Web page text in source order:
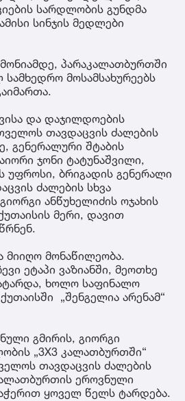
სარდლობის გუნდმა
სინჯის მედლები
პარაკალათბურთში
მოსამსახურეებს
და დაჯილდოების
თავდაცვის ძალების
გენერალური შტაბის
ჯონი ტატუნაშვილი,
უფროსი, ბრიგადის გენერალი
ძალების სხვა
ანწუხელიძის ოჯახის
მერი, დავით
მიიღო მონაწილეობა.
ეტაპი ვაზიანში, მეოთხე
ხოლო საფინალო
„შენგელია არენამ“
გმირის, გიორგი
„3X3 კალათბურთში“
თავდაცვის ძალების
ეროვნული
ყოველ წელს ტარდება.